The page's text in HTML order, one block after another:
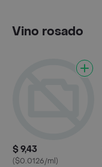
Vino rosado
$ 9,43
($0.0126/ml)